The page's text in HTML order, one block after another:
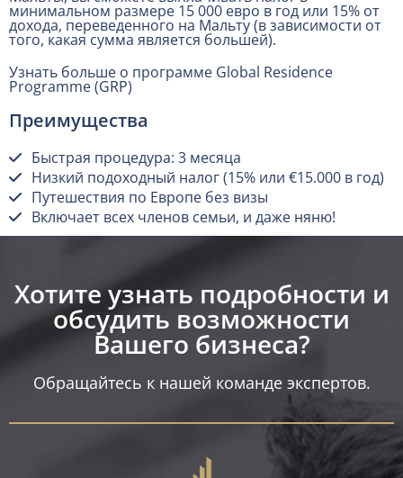
минимальном размере 15 000 евро в год или 15% от
дохода, переведенного на Мальту (в зависимости от
того, какая сумма является большей).
Узнать больше о программе Global Residence
Programme (GRP)
Преимущества
Быстрая процедура: 3 месяца
Низкий подоходный налог (15% или €15.000 в год)
Путешествия по Европе без визы
Включает всех членов семьи, и даже няню!
Хотите узнать подробности и
обсудить возможности
Вашего бизнеса?​
Обращайтесь к нашей команде экспертов.